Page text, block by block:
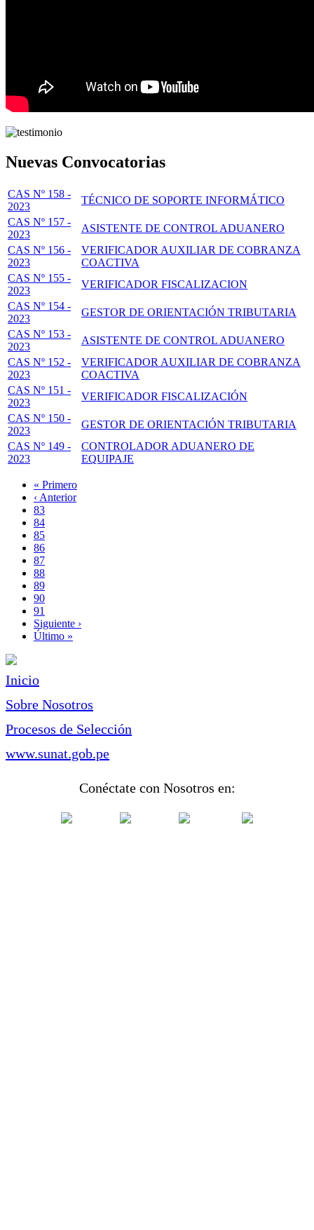
Nuevas Convocatorias
CAS Nº 158 -
2023
TÉCNICO DE SOPORTE INFORMÁTICO
CAS Nº 157 -
2023
ASISTENTE DE CONTROL ADUANERO
CAS Nº 156 -
2023
VERIFICADOR AUXILIAR DE COBRANZA
COACTIVA
CAS Nº 155 -
2023
VERIFICADOR FISCALIZACION
CAS Nº 154 -
2023
GESTOR DE ORIENTACIÓN TRIBUTARIA
CAS Nº 153 -
2023
ASISTENTE DE CONTROL ADUANERO
CAS Nº 152 -
2023
VERIFICADOR AUXILIAR DE COBRANZA
COACTIVA
CAS Nº 151 -
2023
VERIFICADOR FISCALIZACIÓN
CAS Nº 150 -
2023
GESTOR DE ORIENTACIÓN TRIBUTARIA
CAS Nº 149 -
2023
CONTROLADOR ADUANERO DE
EQUIPAJE
Paginación
Primera
página
« Primero
Página
anterior
‹ Anterior
Page
83
Page
84
Page
85
Page
86
Página
actual
87
Page
88
Page
89
Page
90
Page
91
Siguiente
página
Siguiente ›
Última
Último »
Inicio
Sobre Nosotros
Procesos de Selección
www.sunat.gob.pe
Conéctate con Nosotros en: